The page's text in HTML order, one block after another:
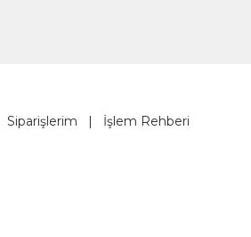
Siparişlerim | İşlem Rehberi